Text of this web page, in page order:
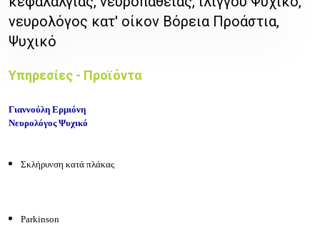
νευρολόγος κατ' οίκον Βόρεια Προάστια,
Ψυχικό
Υπηρεσίες - Προϊόντα
Γιαννούλη Ερμιόνη
Νευρολόγος Ψυχικό
Σκλήρυνση κατά πλάκας
Parkinson